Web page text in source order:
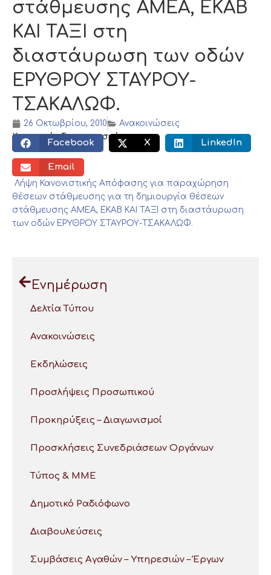
στάθμευσης ΑΜΕΑ, ΕΚΑΒ
ΚΑΙ ΤΑΞΙ στη
διαστάυρωση των οδών
ΕΡΥΘΡΟΥ ΣΤΑΥΡΟΥ-
ΤΣΑΚΑΛΩΦ.
26 Οκτωβρίου, 2010
Ανακοινώσεις
Κοινωνικός διαμοιρασμός:
Facebook X LinkedIn
Email
Λήψη Κανονιστικής Απόφασης για παραχώρηση
θέσεων στάθμευσης για τη δημιουργία θέσεων
στάθμευσης ΑΜΕΑ, ΕΚΑΒ ΚΑΙ ΤΑΞΙ στη διαστάυρωση
των οδών ΕΡΥΘΡΟΥ ΣΤΑΥΡΟΥ-ΤΣΑΚΑΛΩΦ.
Ενημέρωση
Δελτία Τύπου
Ανακοινώσεις
Εκδηλώσεις
Προσλήψεις Προσωπικού
Προκηρύξεις – Διαγωνισμοί
Προσκλήσεις Συνεδριάσεων Οργάνων
Τύπος & ΜΜΕ
Δημοτικό Ραδιόφωνο
Διαβουλεύσεις
Συμβάσεις Αγαθών – Υπηρεσιών – Έργων